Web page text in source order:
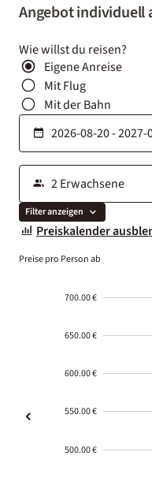
Angebot individuell
Wie willst du reisen?
Eigene Anreise
Mit Flug
Mit der Bahn
Filter anzeigen
Preiskalender
Preise pro Person ab
700.00 €
650.00 €
600.00 €
550.00 €
500.00 €